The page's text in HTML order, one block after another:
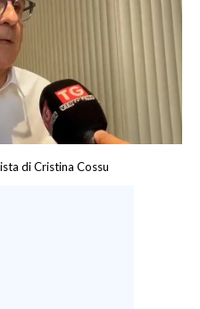
di Cristina Cossu